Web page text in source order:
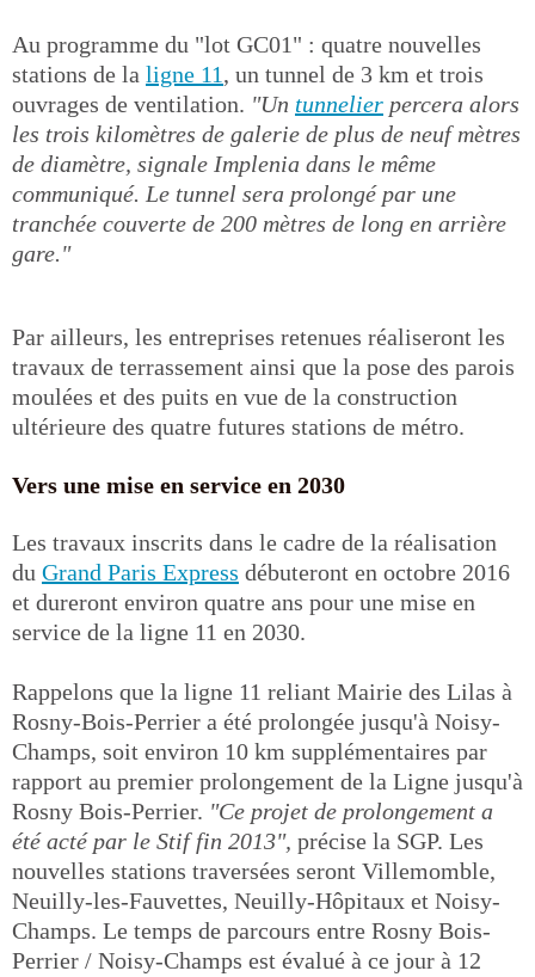
Au programme du "lot GC01" : quatre nouvelles
stations de la ligne 11, un tunnel de 3 km et trois
ouvrages de ventilation. "Un tunnelier percera alors
les trois kilomètres de galerie de plus de neuf mètres
de diamètre, signale Implenia dans le même
communiqué. Le tunnel sera prolongé par une
tranchée couverte de 200 mètres de long en arrière
gare."
Par ailleurs, les entreprises retenues réaliseront les
travaux de terrassement ainsi que la pose des parois
moulées et des puits en vue de la construction
ultérieure des quatre futures stations de métro.
Vers une mise en service en 2030
Les travaux inscrits dans le cadre de la réalisation
du Grand Paris Express débuteront en octobre 2016
et dureront environ quatre ans pour une mise en
service de la ligne 11 en 2030.
Rappelons que la ligne 11 reliant Mairie des Lilas à
Rosny-Bois-Perrier a été prolongée jusqu'à Noisy-
Champs, soit environ 10 km supplémentaires par
rapport au premier prolongement de la Ligne jusqu'à
Rosny Bois-Perrier. "Ce projet de prolongement a
été acté par le Stif fin 2013", précise la SGP. Les
nouvelles stations traversées seront Villemomble,
Neuilly-les-Fauvettes, Neuilly-Hôpitaux et Noisy-
Champs. Le temps de parcours entre Rosny Bois-
Perrier / Noisy-Champs est évalué à ce jour à 12